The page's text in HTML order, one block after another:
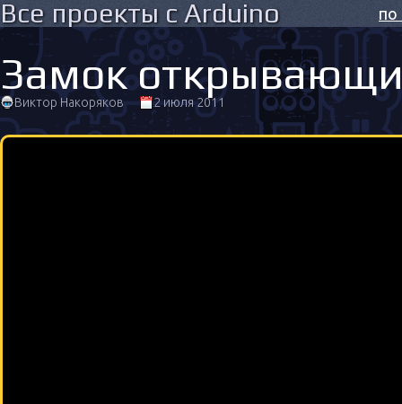
Все проекты с Arduino по
Замок
Виктор Накоряков 2 июля 2011